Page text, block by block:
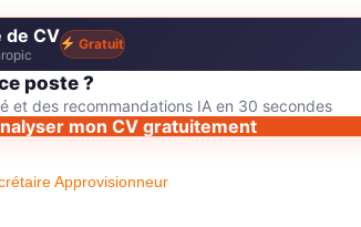
de CV Gratuit
poste ?
et des recommandations IA en 30 secondes
mon CV gratuitement
Approvisionneur